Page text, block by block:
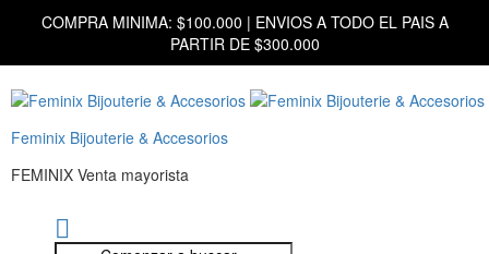
COMPRA MINIMA: $100.000 | ENVIOS A TODO EL PAIS A
PARTIR DE $300.000
Feminix Bijouterie & Accesorios
FEMINIX Venta mayorista